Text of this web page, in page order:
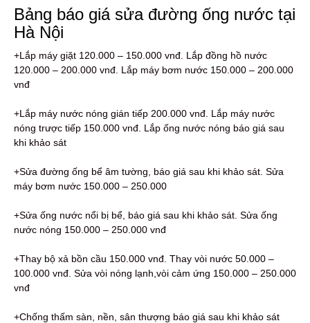
Bảng báo giá sửa đường ống nước tại
Hà Nội
+Lắp máy giặt 120.000 – 150.000 vnđ. Lắp đồng hồ nước
120.000 – 200.000 vnđ. Lắp máy bơm nước 150.000 – 200.000
vnđ
+Lắp máy nước nóng gián tiếp 200.000 vnđ. Lắp máy nước
nóng trược tiếp 150.000 vnđ. Lắp ống nước nóng báo giá sau
khi khảo sát
+Sửa đường ống bể âm tường, báo giá sau khi khảo sát. Sửa
máy bơm nước 150.000 – 250.000
+Sửa ống nước nổi bị bể, báo giá sau khi khảo sát. Sửa ống
nước nóng 150.000 – 250.000 vnđ
+Thay bộ xả bồn cầu 150.000 vnđ. Thay vòi nước 50.000 –
100.000 vnđ. Sửa vòi nóng lạnh,vòi cảm ứng 150.000 – 250.000
vnđ
+Chống thấm sàn, nền, sân thượng báo giá sau khi khảo sát